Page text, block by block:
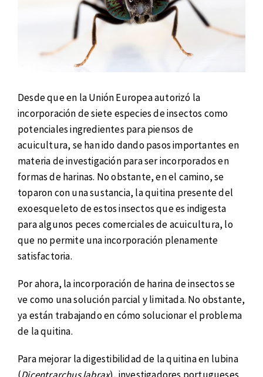
Desde que en la Unión Europea autorizó la
incorporación de siete especies de insectos como
potenciales ingredientes para piensos de
acuicultura, se han ido dando pasos importantes en
materia de investigación para ser incorporados en
formas de harinas. No obstante, en el camino, se
toparon con una sustancia, la quitina presente del
exoesqueleto de estos insectos que es indigesta
para algunos peces comerciales de acuicultura, lo
que no permite una incorporación plenamente
satisfactoria.
Por ahora, la incorporación de harina de insectos se
ve como una solución parcial y limitada. No obstante,
ya están trabajando en cómo solucionar el problema
de la quitina.
Para mejorar la digestibilidad de la quitina en lubina
(Dicentrarchus labrax), investigadores portugueses